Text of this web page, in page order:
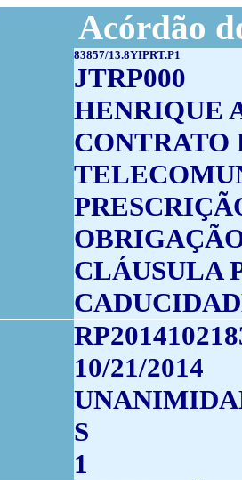
Acórdão
83857/13.8YIPRT.P1
JTRP000
HENRIQUE
CONTRATO
CLÁUSULA
10/21/2014
S
1